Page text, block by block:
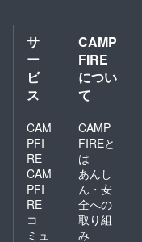
だの年
ではな
く、“人
生が芽
吹く
す。 限
定数で
のご案
す。 ご
縁を感
じた
方、ぜ
ひご一
りの活
用法を
再発見
／オリ
ジナル
アロマ
クラフ
リター
ンに含
まれる
もの ・
星と香
りの癒
し手帳
（2026
年版・
サ
ー
ビ
ス
CAM
PFI
RE
CAM
PFI
RE
コ
ミュ
CAMP
FIRE
につい
て
CAMP
FIREと
は
あんし
ん・安
全への
取り組
み